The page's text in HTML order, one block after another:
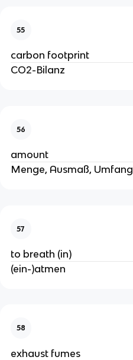
55
carbon footprint
CO2-Bilanz
56
amount
Menge, Ausmaß, Umfang
57
to breath (in)
(ein-)atmen
58
exhaust fumes